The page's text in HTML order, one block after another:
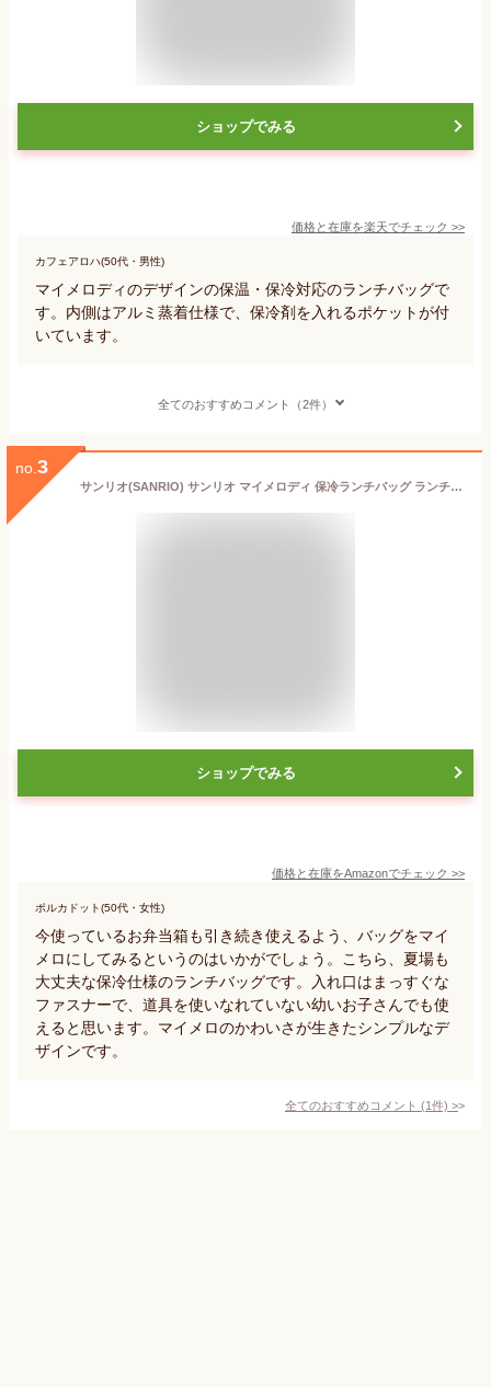
ショップでみる
価格と在庫を楽天でチェック >>
カフェアロハ(50代・男性)
マイメロディのデザインの保温・保冷対応のランチバッグで
す。内側はアルミ蒸着仕様で、保冷剤を入れるポケットが付
いています。
全てのおすすめコメント（2件）
no. 3
サンリオ(SANRIO) サンリオ マイメロディ 保冷ランチバッグ ランチバッグ マイメロちゃん my melody 21×30×11.5cm キャラクター SANRIO 805467
ショップでみる
価格と在庫をAmazonでチェック >>
ポルカドット(50代・女性)
今使っているお弁当箱も引き続き使えるよう、バッグをマイ
メロにしてみるというのはいかがでしょう。こちら、夏場も
大丈夫な保冷仕様のランチバッグです。入れ口はまっすぐな
ファスナーで、道具を使いなれていない幼いお子さんでも使
えると思います。マイメロのかわいさが生きたシンプルなデ
ザインです。
全てのおすすめコメント (1件) >